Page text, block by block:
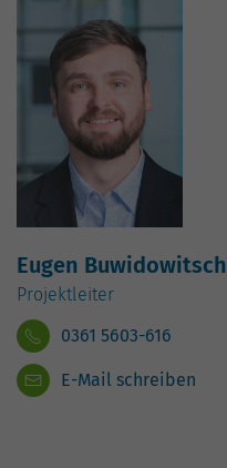
Eugen Buwidowitsch
Projektleiter
0361 5603-616
E-Mail schreiben